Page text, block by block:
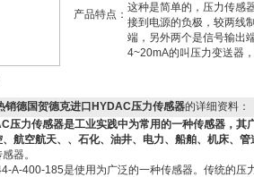
产品特点：
这种是简单的，压力传感
接到电源的负极，较两线
端，另外两个是信号输出
4~20mA的叫压力变送器
德国贺德克进口HYDAC压力传感器的详细资料：
压力传感器是工业实践中为常用的一种传感器，其
航空航天、、石化、油井、电力、船舶、机床、
器。
A-400-185是使用为广泛的一种传感器。传统的压